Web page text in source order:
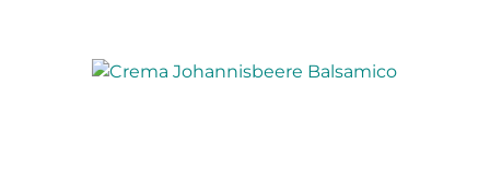
Bildergalerie überspringen